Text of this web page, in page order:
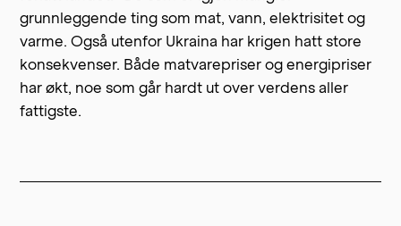
grunnleggende ting som mat, vann, elektrisitet og
varme. Også utenfor Ukraina har krigen hatt store
konsekvenser. Både matvarepriser og energipriser
har økt, noe som går hardt ut over verdens aller
fattigste.